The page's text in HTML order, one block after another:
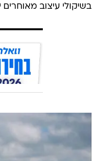
בשיקולי עיצוב מאוחרים